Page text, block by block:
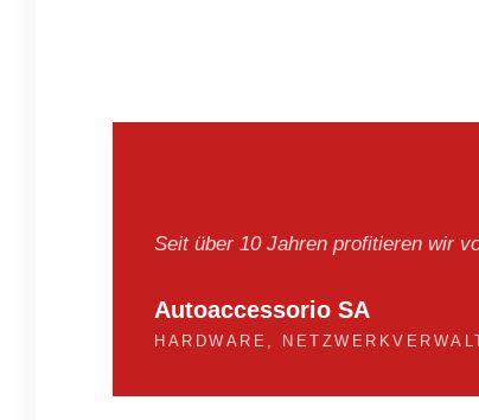
Seit über 10 Jahren profitieren wir
Autoaccessorio SA
HARDWARE,